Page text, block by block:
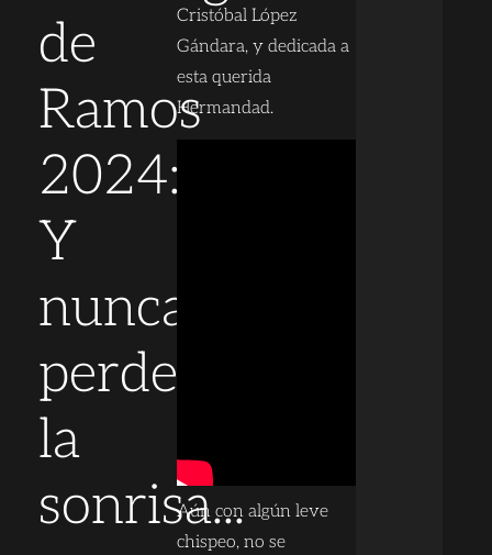
de
Ramos
2024:
Y
nunca
perder
la
sonrisa...
Cristóbal López
Gándara, y dedicada a
esta querida
Hermandad.
Aún con algún leve
chispeo, no se